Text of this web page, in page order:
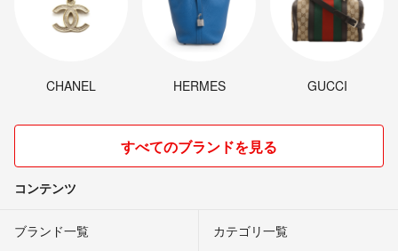
CHANEL HERMES GUCCI
すべてのブランドを見る
コンテンツ
ブランド一覧 カテゴリ一覧